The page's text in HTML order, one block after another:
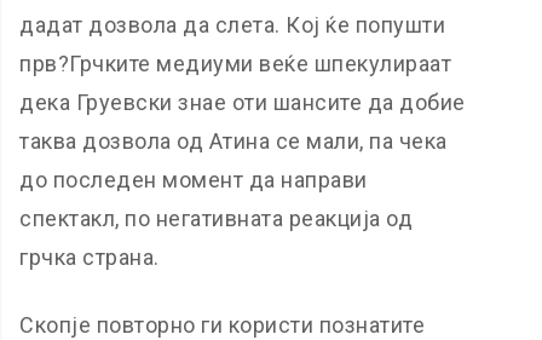
дадат дозвола да слета. Кој ќе попушти
прв?Грчките медиуми веќе шпекулираат
дека Груевски знае оти шансите да добие
таква дозвола од Атина се мали, па чека
до последен момент да направи
спектакл, по негативната реакција од
грчка страна.
Скопје повторно ги користи познатите